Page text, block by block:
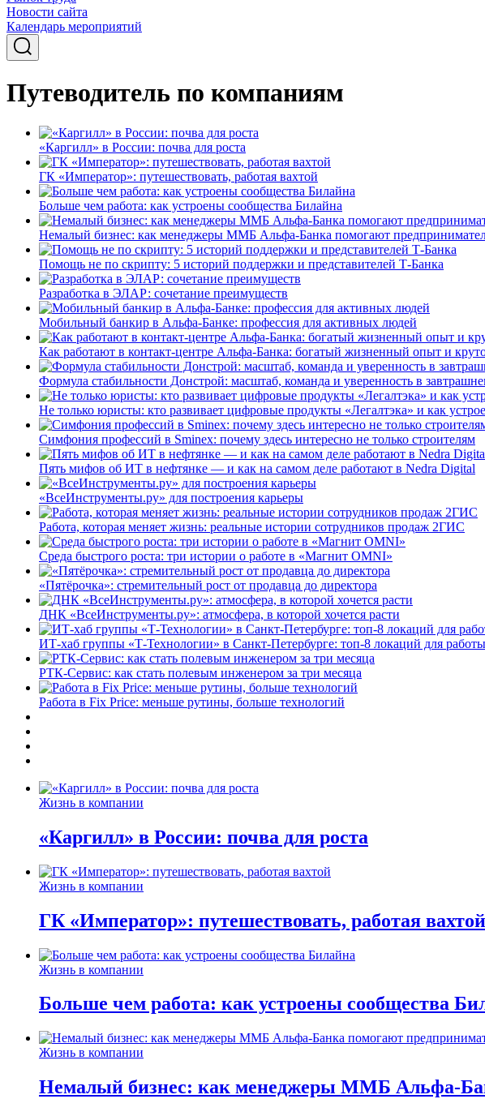
Новости сайта
Календарь мероприятий
Путеводитель по компаниям
«Каргилл» в России: почва для роста
ГК «Император»: путешествовать, работая вахтой
Больше чем работа: как устроены сообщества Билайна
Немалый бизнес: как менеджеры ММБ Альфа-Банка помогают
Помощь не по скрипту: 5 историй поддержки и представителей Т-Банка
Разработка в ЭЛАР: сочетание преимуществ
Мобильный банкир в Альфа-Банке: профессия для активных людей
Как работают в контакт-центре Альфа-Банка: богатый жизненный опыт и
Формула стабильности Донстрой: масштаб, команда и уверенность в
Не только юристы: кто развивает цифровые продукты «Легалтэка» и как
Симфония профессий в Sminex: почему здесь интересно не только строителям
Пять мифов об ИТ в нефтянке — и как на самом деле работают в Nedra Digital
«ВсеИнструменты.ру» для построения карьеры
Работа, которая меняет жизнь: реальные истории сотрудников продаж 2ГИС
Среда быстрого роста: три истории о работе в «Магнит OMNI»
«Пятёрочка»: стремительный рост от продавца до директора
ДНК «ВсеИнструменты.ру»: атмосфера, в которой хочется расти
ИТ-хаб группы «Т-Технологии» в Санкт-Петербурге: топ-8 локаций для
РТК-Сервис: как стать полевым инженером за три месяца
Работа в Fix Price: меньше рутины, больше технологий
Жизнь в компании
«Каргилл» в России: почва для роста
Жизнь в компании
ГК «Император»: путешествовать, работая вахтой
Жизнь в компании
Больше чем работа: как устроены сообщества
Жизнь в компании
Немалый бизнес: как менеджеры ММБ Альфа-